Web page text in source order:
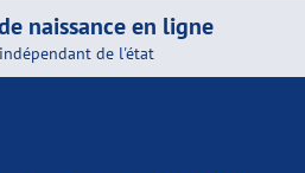
naissance en ligne
de l'état